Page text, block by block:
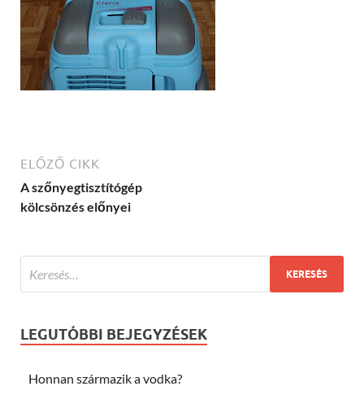
ELŐZŐ CIKK
A szőnyegtisztítógép
kölcsönzés előnyei
LEGUTÓBBI BEJEGYZÉSEK
Honnan származik a vodka?